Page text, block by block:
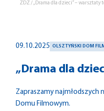
ZDZ/ „Drama dla dzieci” – warsztaty
09.10.2025 OLSZTYŃSKI DOM
„Drama dla
Zapraszamy najmłodszych
Domu Filmowym.